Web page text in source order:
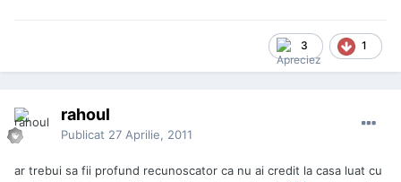
3 1
rahoul
Publicat 27 Aprilie, 2011
ar trebui sa fii profund recunoscator ca nu ai credit la casa luat cu